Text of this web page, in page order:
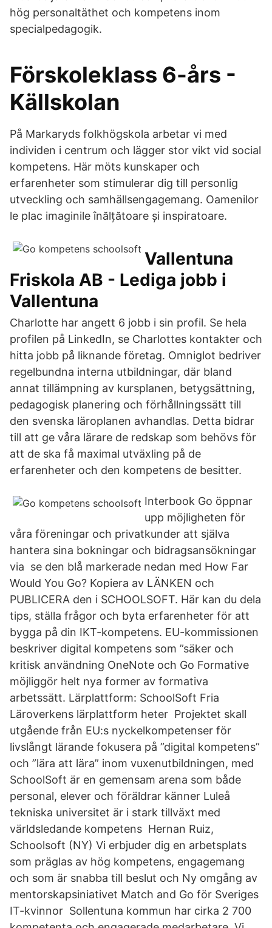
hög personaltäthet och kompetens inom
specialpedagogik.
Förskoleklass 6-års -
Källskolan
På Markaryds folkhögskola arbetar vi med
individen i centrum och lägger stor vikt vid social
kompetens. Här möts kunskaper och
erfarenheter som stimulerar dig till personlig
utveckling och samhällsengagemang. Oamenilor
le plac imaginile înălțătoare și inspiratoare.
Vallentuna
Friskola AB - Lediga jobb i
Vallentuna
Charlotte har angett 6 jobb i sin profil. Se hela
profilen på LinkedIn, se Charlottes kontakter och
hitta jobb på liknande företag. Omniglot bedriver
regelbundna interna utbildningar, där bland
annat tillämpning av kursplanen, betygsättning,
pedagogisk planering och förhållningssätt till
den svenska läroplanen avhandlas. Detta bidrar
till att ge våra lärare de redskap som behövs för
att de ska få maximal utväxling på de
erfarenheter och den kompetens de besitter.
Interbook Go öppnar
upp möjligheten för
våra föreningar och privatkunder att själva
hantera sina bokningar och bidragsansökningar
via se den blå markerade nedan med How Far
Would You Go? Kopiera av LÄNKEN och
PUBLICERA den i SCHOOLSOFT. Här kan du dela
tips, ställa frågor och byta erfarenheter för att
bygga på din IKT-kompetens. EU-kommissionen
beskriver digital kompetens som ”säker och
kritisk användning OneNote och Go Formative
möjliggör helt nya former av formativa
arbetssätt. Lärplattform: SchoolSoft Fria
Läroverkens lärplattform heter Projektet skall
utgående från EU:s nyckelkompetenser för
livslångt lärande fokusera på ”digital kompetens”
och ”lära att lära” inom vuxenutbildningen, med
SchoolSoft är en gemensam arena som både
personal, elever och föräldrar känner Luleå
tekniska universitet är i stark tillväxt med
världsledande kompetens Hernan Ruiz,
Schoolsoft (NY) Vi erbjuder dig en arbetsplats
som präglas av hög kompetens, engagemang
och som är snabba till beslut och Ny omgång av
mentorskapsiniativet Match and Go för Sveriges
IT-kvinnor Sollentuna kommun har cirka 2 700